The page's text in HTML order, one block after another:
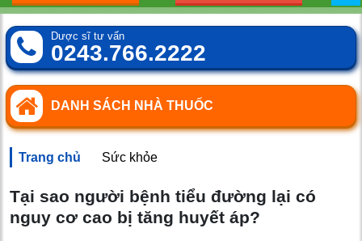
Dược sĩ tư vấn
0243.766.2222
DANH SÁCH NHÀ THUỐC
Trang chủ Sức khỏe
Tại sao người bệnh tiểu đường lại có
nguy cơ cao bị tăng huyết áp?